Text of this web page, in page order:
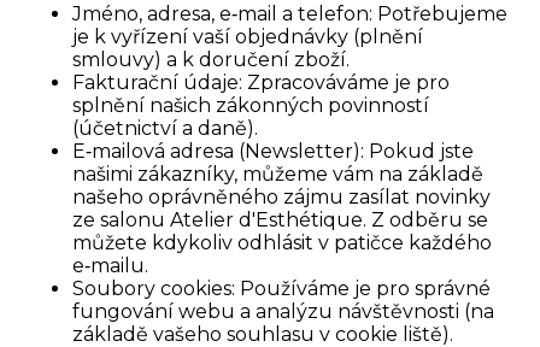
Jméno, adresa, e‑mail a telefon: Potřebujeme
je k vyřízení vaší objednávky (plnění
smlouvy) a k doručení zboží.
Fakturační údaje: Zpracováváme je pro
splnění našich zákonných povinností
(účetnictví a daně).
E‑mailová adresa (Newsletter): Pokud jste
našimi zákazníky, můžeme vám na základě
našeho oprávněného zájmu zasílat novinky
ze salonu Atelier d'Esthétique. Z odběru se
můžete kdykoliv odhlásit v patičce každého
e‑mailu.
Soubory cookies: Používáme je pro správné
fungování webu a analýzu návštěvnosti (na
základě vašeho souhlasu v cookie liště).